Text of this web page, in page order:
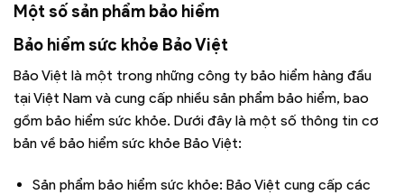
Một số sản phẩm bảo hiểm
Bảo hiểm sức khỏe Bảo Việt
Bảo Việt là một trong những công ty bảo hiểm hàng đầu
tại Việt Nam và cung cấp nhiều sản phẩm bảo hiểm, bao
gồm bảo hiểm sức khỏe. Dưới đây là một số thông tin cơ
bản về bảo hiểm sức khỏe Bảo Việt:
Sản phẩm bảo hiểm sức khỏe: Bảo Việt cung cấp các